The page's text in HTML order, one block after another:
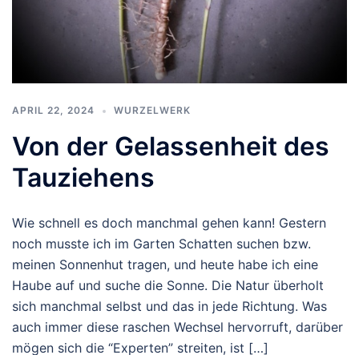
APRIL 22, 2024 WURZELWERK
Von der Gelassenheit des
Tauziehens
Wie schnell es doch manchmal gehen kann! Gestern
noch musste ich im Garten Schatten suchen bzw.
meinen Sonnenhut tragen, und heute habe ich eine
Haube auf und suche die Sonne. Die Natur überholt
sich manchmal selbst und das in jede Richtung. Was
auch immer diese raschen Wechsel hervorruft, darüber
mögen sich die “Experten” streiten, ist […]